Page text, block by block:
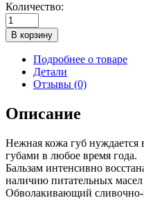
Количество:
Количество
товара
Shik
Бальзам
repair
balm
04
jelly)
В корзину
Подробнее о товаре
Детали
Отзывы (0)
Описание
Нежная кожа губ нуждается
губами в любое время года.
Бальзам интенсивно
наличию питательных масел
Обволакивающий сливочно-